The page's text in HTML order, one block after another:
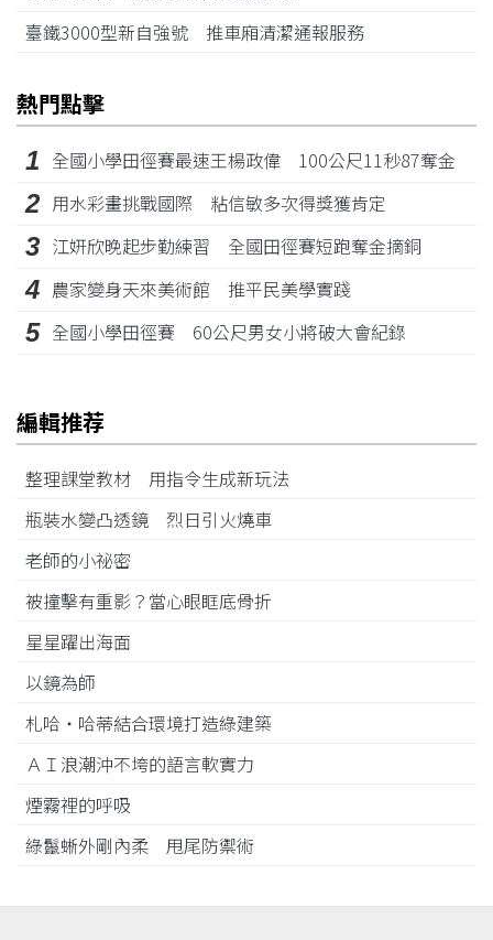
臺鐵3000型新自強號 推車廂清潔通報服務
熱門點擊
1 全國小學田徑賽最速王楊政偉 100公尺11秒87奪金
2 用水彩畫挑戰國際 粘信敏多次得獎獲肯定
3 江姸欣晚起步勤練習 全國田徑賽短跑奪金摘銅
4 農家變身天來美術館 推平民美學實踐
5 全國小學田徑賽 60公尺男女小將破大會紀錄
編輯推荐
整理課堂教材 用指令生成新玩法
瓶裝水變凸透鏡 烈日引火燒車
老師的小祕密
被撞擊有重影？當心眼眶底骨折
星星躍出海面
以鏡為師
札哈‧哈蒂結合環境打造綠建築
ＡＩ浪潮沖不垮的語言軟實力
煙霧裡的呼吸
綠鬣蜥外剛內柔 甩尾防禦術